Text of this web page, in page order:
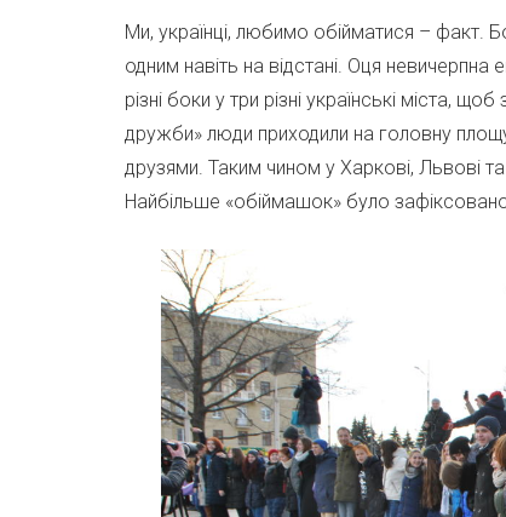
Ми, українці, любимо обійматися – факт.
одним навіть на відстані. Оця невичерпна
різні боки у три різні українські міста,
дружби» люди приходили на головну
друзями. Таким чином у Харкові, Львові
Найбільше «обіймашок» було